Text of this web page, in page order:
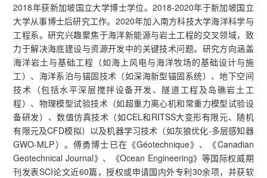
2018年获新加坡国立大学博士学位。2018-2020年于新加坡国立
大学从事博士后研究工作。2020年加入南方科技大学海洋科学与
工程系。研究兴趣聚焦于海洋新能源与岩土工程的交叉领域，致
力于解决海底建设与资源开发中的关键技术问题。研究方向涵盖
海洋岩土与基础工程（如海上风电与海洋牧场的基础设计与施
工）、海洋系泊与锚固技术（如深海新型锚固系统）、地下空间
技术（包括水平深层搅拌设备开发、隧道工程及岛礁岩土工
程）、物理模型试验技术（如超重力离心机和常重力模型试验设
备研发）、数值仿真技术（如CEL和RITSS大变形有限元、随机
有限元及CFD模拟）以及机器学习技术（如灰狼优化‑多层感知器
GWO‑MLP）。傅勇博士已在《Géotechnique》、《Canadian
Geotechnical Journal》、《Ocean Engineering》等国际权威期
刊发表SCI论文近60篇，授权或申请国内外专利30余项，并获软